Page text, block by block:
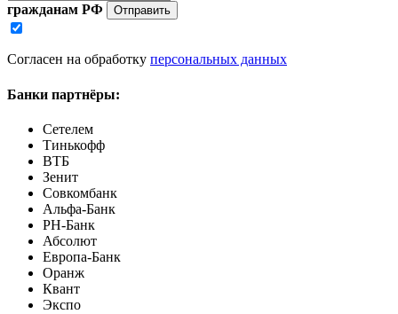
гражданам РФ
Отправить
Согласен на обработку персональных данных
Банки партнёры:
Сетелем
Тинькофф
ВТБ
Зенит
Совкомбанк
Альфа-Банк
РН-Банк
Абсолют
Европа-Банк
Оранж
Квант
Экспо